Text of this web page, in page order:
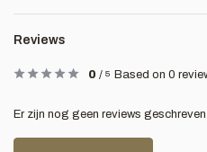
Reviews
0 / 5 Based on 0
Er zijn nog geen reviews